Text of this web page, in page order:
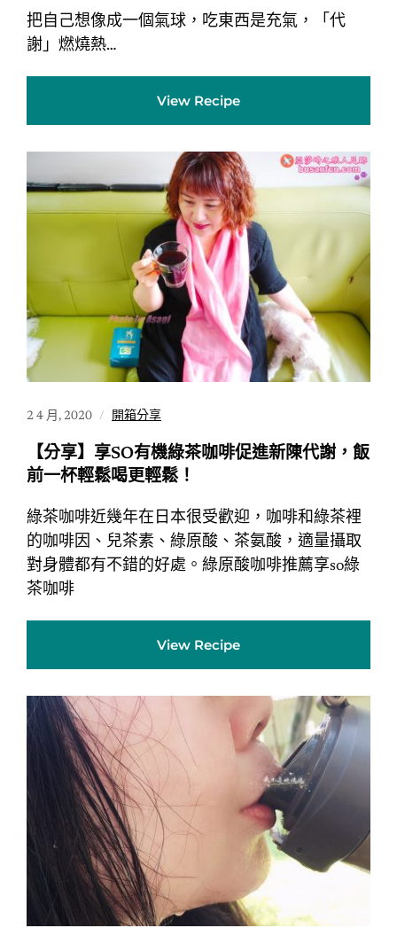
把自己想像成一個氣球，吃東西是充氣，「代
謝」燃燒熱…
View Recipe
2 4 月, 2020 開箱分享
【分享】享SO有機綠茶咖啡促進新陳代謝，飯
前一杯輕鬆喝更輕鬆！
綠茶咖啡近幾年在日本很受歡迎，咖啡和綠茶裡
的咖啡因、兒茶素、綠原酸、茶氨酸，適量攝取
對身體都有不錯的好處。綠原酸咖啡推薦享so綠
茶咖啡
View Recipe